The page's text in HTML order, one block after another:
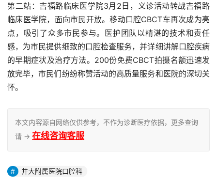
第二站：吉福路临床医学院3月2日，义诊活动转战吉福路
临床医学院，面向市民开放。移动口腔CBCT车再次成为亮
点，吸引了众多市民参与。医护团队以精湛的技术和责任
感，为市民提供细致的口腔检查服务，并详细讲解口腔疾病
的早期症状及治疗方法。200份免费CBCT拍摄名额迅速发
放完毕，市民们纷纷称赞活动的高质量服务和医院的深切关
怀。
本文内容源自网络仅供参考，不作为诊断医疗依据，更多查询
请 → 在线咨询客服
井大附属医院口腔科